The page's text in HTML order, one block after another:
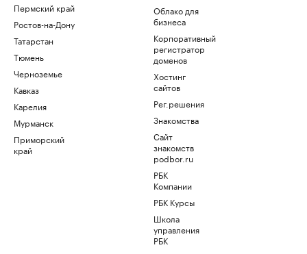
Пермский край
Ростов-на-Дону
Татарстан
Тюмень
Черноземье
Кавказ
Карелия
Мурманск
Приморский
край
Облако для
бизнеса
Корпоративный
регистратор
доменов
Хостинг
сайтов
Рег.решения
Знакомства
Сайт
знакомств
podbor.ru
РБК
Компании
РБК Курсы
Школа
управления
РБК